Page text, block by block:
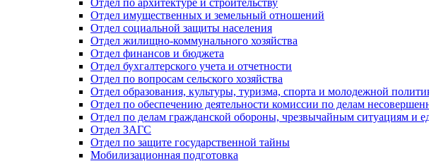
Отдел по архитектуре и строительству
Отдел имущественных и земельный отношений
Отдел социальной защиты населения
Отдел жилищно-коммунального хозяйства
Отдел финансов и бюджета
Отдел бухгалтерского учета и отчетности
Отдел по вопросам сельского хозяйства
Отдел образования, культуры, туризма, спорта и молодежной
Отдел по обеспечению деятельности комиссии по делам
Отдел по делам гражданской обороны, чрезвычайным ситуациям и
Отдел ЗАГС
Отдел по защите государственной тайны
Мобилизационная подготовка